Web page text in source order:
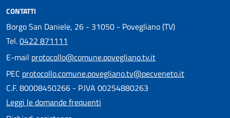
CONTATTI
Borgo San Daniele, 26 - 31050 - Povegliano (TV)
Tel.0422 871111
E-mail protocollo@comune.povegliano.tv.it
PEC protocollo.comune.povegliano.tv@pecveneto.it
C.F. 80008450266 - P.IVA 00254880263
Leggi le domande frequenti